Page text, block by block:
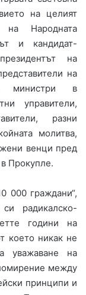
на целият
на Народната
и кандидат-
на
на
министри в
управители,
разни
молитва,
венци пред
Прокупле.
000 граждани“,
радикалско-
години на
което никак не
уважаване на
между
принципи и